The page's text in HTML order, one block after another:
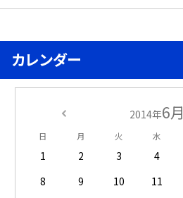
カレンダー
2014年6月
日 月 火 水
1 2 3 4
8
9 10 11